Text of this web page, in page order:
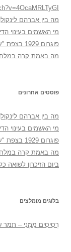
מה בין אברהם
מי האשמים בעינוי
פוגרום 1929 בצפת "עולמנו חרב עלינו"
מה באמת קרה
פוסטים אחרונים
מה בין אברהם
מי האשמים בעינוי
פוגרום 1929 בצפת "עולמנו חרב עלינו"
מה באמת קרה
ביום הזיכרון לשואה
בלוגים מומלצים
רְסִיסִים מִמֶנִי – תמר